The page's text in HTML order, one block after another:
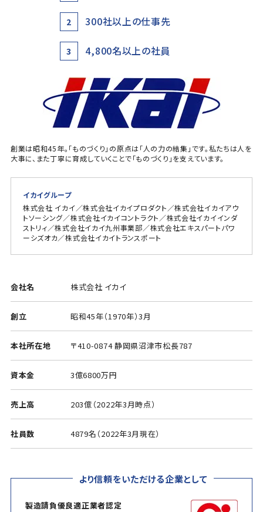
2 300社以上の仕事先
3 4,800名以上の社員
創業は昭和45年。「ものづくり」の原点は「人の力の結集」です。私たちは人を
大事に、また丁寧に育成していくことで「ものづくり」を支えています。
イカイグループ
株式会社 イカイ／株式会社イカイプロダクト／株式会社イカイアウ
トソーシング／株式会社イカイコントラクト／株式会社イカイインダ
ストリィ／株式会社イカイ九州事業部／株式会社エキスパートパワ
ーシズオカ／株式会社イカイトランスポート
会社名 株式会社 イカイ
創立 昭和45年（1970年）3月
本社所在地 〒410-0874 静岡県沼津市松長787
資本金 3億6800万円
売上高 203億（2022年3月時点）
社員数 4879名（2022年3月現在）
より信頼をいただける企業として
製造請負優良適正業者認定